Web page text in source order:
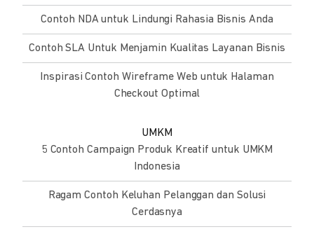
Contoh NDA untuk Lindungi Rahasia Bisnis Anda
Contoh SLA Untuk Menjamin Kualitas Layanan Bisnis
Inspirasi Contoh Wireframe Web untuk Halaman
Checkout Optimal
UMKM
5 Contoh Campaign Produk Kreatif untuk UMKM
Indonesia
Ragam Contoh Keluhan Pelanggan dan Solusi
Cerdasnya